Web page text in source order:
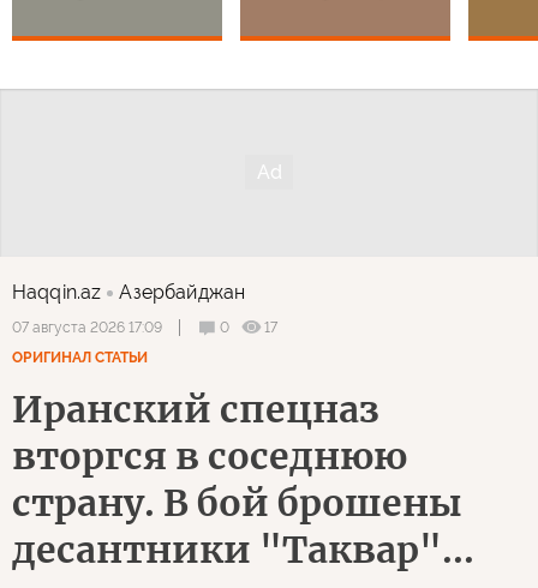
Haqqin.az Азербайджан
07 августа 2026 17:09 0
17
ОРИГИНАЛ СТАТЬИ
Иранский спецназ
вторгся в соседнюю
страну. В бой брошены
десантники "Таквар"...